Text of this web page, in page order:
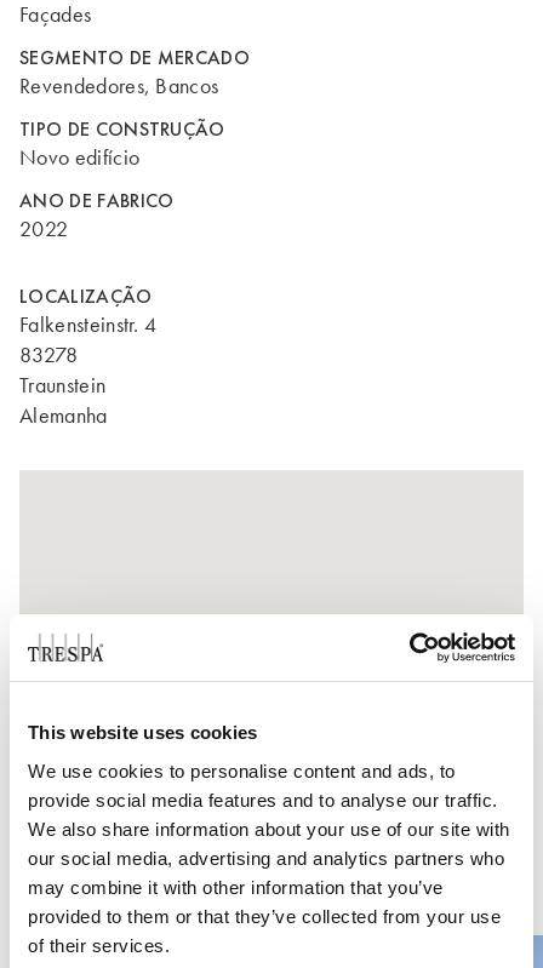
This website uses cookies
We use cookies to personalise content and ads, to
provide social media features and to analyse our traffic.
We also share information about your use of our site with
our social media, advertising and analytics partners who
may combine it with other information that you’ve
provided to them or that they’ve collected from your use
of their services.
Façades
SEGMENTO DE MERCADO
Revendedores, Bancos
TIPO DE CONSTRUÇÃO
Novo edifício
ANO DE FABRICO
2022
LOCALIZAÇÃO
Falkensteinstr. 4
83278
Traunstein
Alemanha